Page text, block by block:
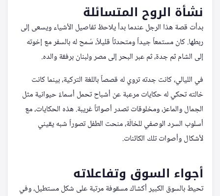
نشأة الروح المتسائلة
بدأت قصة هذا الرجل عندما بدأ يلاحظ تفاصيل الأشياء ويسعى إلى
ربطها. كان مستمعاً جيداً ومتحدثاً قليلاً، سُمح له بالسفر مع إخوته
إلى الشام ثم جدة، ثم عبر البحر إلى مصر ولبنان برفقة والده.
في الليالي، كانت جدته تروي له قصصاً باللغة التركية، بينما كانت
خالته تحكي له حكايات مرعبة عن أشباح تحمل أسماءً حيوانية مثل
الجمال والماعز، ومخلوقات تصدر أصواتاً غريبة. هذه الحكايات، مع
أسلوب السرد الوصفي للخالّة، منحت الطفل تصوراً شبه يقيني
لأشكال وأصوات تلك الكائنات.
أجواء السوق وتفاعلاته
تحيط بالسوق الكبير أكشاك مسقوفة مرتبة على شكل مستطيل، وفي